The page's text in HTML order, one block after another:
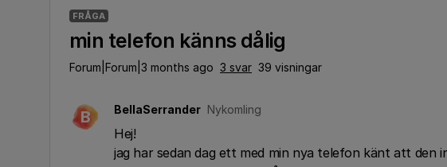
FRÅGA
min telefon känns dålig
Forum|Forum|3 months ago 3 svar 39 visningar
B BellaSerrander Nykomling
Hej!
jag har sedan dag ett med min nya telefon känt att